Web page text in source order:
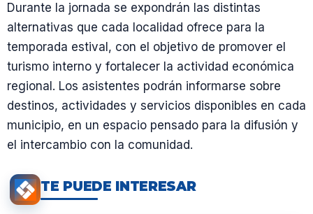
Durante la jornada se expondrán las distintas
alternativas que cada localidad ofrece para la
temporada estival, con el objetivo de promover el
turismo interno y fortalecer la actividad económica
regional. Los asistentes podrán informarse sobre
destinos, actividades y servicios disponibles en cada
municipio, en un espacio pensado para la difusión y
el intercambio con la comunidad.
TE PUEDE INTERESAR